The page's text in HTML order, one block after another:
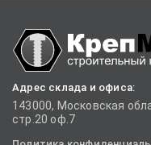
Адрес склада и офиса:
143000, Московская
стр.20 оф.7